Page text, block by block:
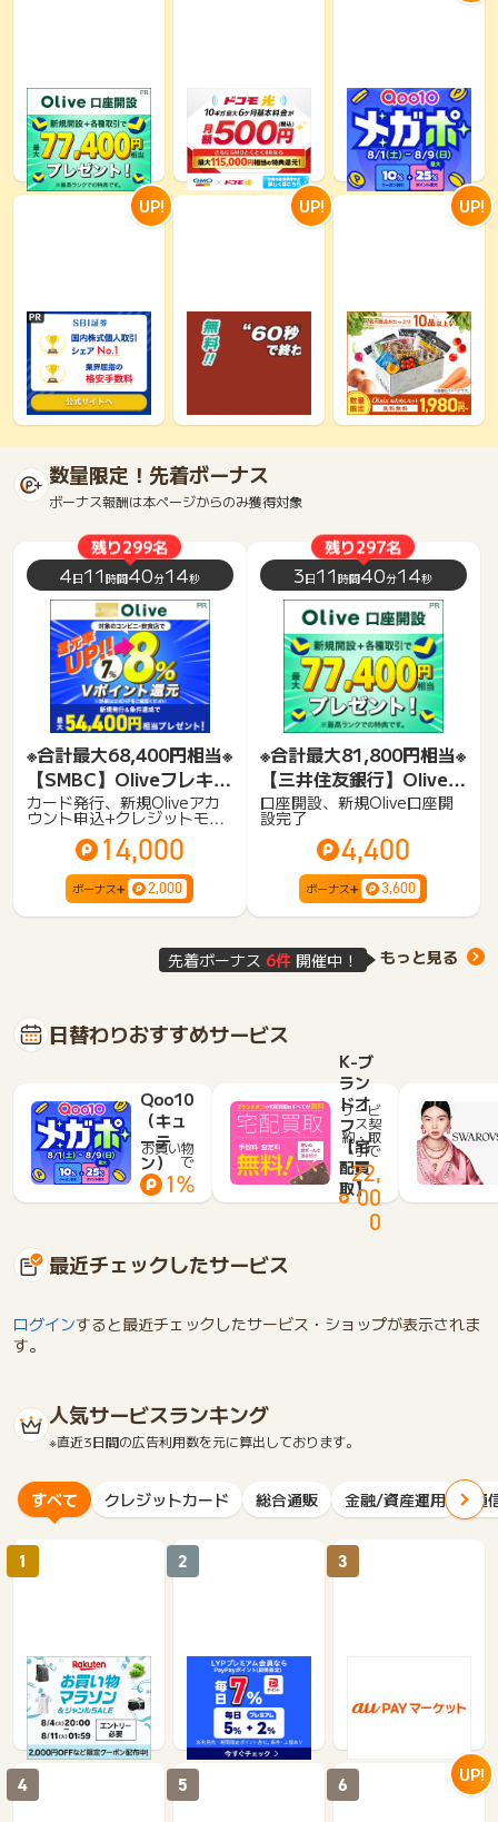
※合計最大81,800円
相当※【三井住友銀
行】Olive口座開設
4,400
とくとくBB ドコモ
光/GMOインターネ
ット株式会社
28,200
Qoo10（キューテ
ン）
0.95% 1%
SBI証券【新規口座
開設完了】
9,565
17,000
UP!
【無料・60秒で終わ
る】資産形成に関す
るアンケート
UP!
Oisix（おいしっく
す） おためしセット
1,000 1,200
UP!
数量限定！先着ボーナス
ボーナス報酬は本ページからのみ獲得対象
残り299名
4日11時間40分13秒
※合計最大68,400円相当※
【SMBC】Oliveフレキシ
ブルペイ ゴールド
カード発行、新規Oliveアカ
ウント申込+クレジットモー
ド（ゴールド）発行完了
14,000
ボーナス➕ 2,000
残り297名
3日11時間40分13秒
※合計最大81,800円相当※
【三井住友銀行】Olive口
座開設
口座開設、新規Olive口座開
設完了
4,400
ボーナス➕ 3,600
先着ボーナス 6件 開催中！ もっと見る
日替わりおすすめサービス
Qoo10
（キュ
ーテ
ン）
お買い物
で
1%
K-ブ
ラン
ドオ
フ
【宅
配買
取】
サービ
ス契
約・取
引で
22,
00
0
最近チェックしたサービス
ログインすると最近チェックしたサービス・ショップが表示されま
す。
人気サービスランキング
※直近3日間の広告利用数を元に算出しております。
すべて クレジットカード 総合通販 金融/資産運用
楽天市場
1%
1
Yahoo!ショッピン
1%
2
a!）0.75%
3
4 5 6 UP!